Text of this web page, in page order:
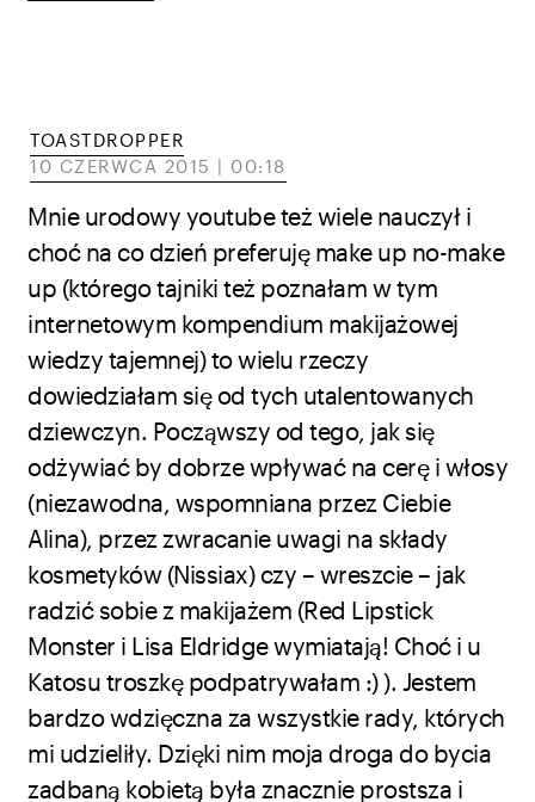
TOASTDROPPER
10 CZERWCA 2015 | 00:18
Mnie urodowy youtube też wiele nauczył i
choć na co dzień preferuję make up no-make
up (którego tajniki też poznałam w tym
internetowym kompendium makijażowej
wiedzy tajemnej) to wielu rzeczy
dowiedziałam się od tych utalentowanych
dziewczyn. Począwszy od tego, jak się
odżywiać by dobrze wpływać na cerę i włosy
(niezawodna, wspomniana przez Ciebie
Alina), przez zwracanie uwagi na składy
kosmetyków (Nissiax) czy – wreszcie – jak
radzić sobie z makijażem (Red Lipstick
Monster i Lisa Eldridge wymiatają! Choć i u
Katosu troszkę podpatrywałam :) ). Jestem
bardzo wdzięczna za wszystkie rady, których
mi udzieliły. Dzięki nim moja droga do bycia
zadbaną kobietą była znacznie prostsza i